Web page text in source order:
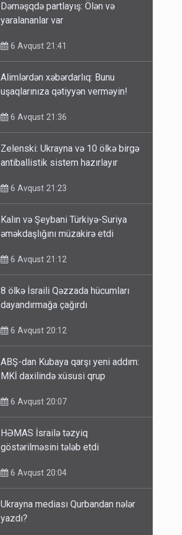
Dəməşqdə partlayış: Ölən və
yaralananlar var
6 Avqust 21:41
Alimlərdən xəbərdarlıq: Bunu
uşaqlarınıza qətiyyən verməyin!
6 Avqust 21:36
Zelenski: Ukrayna və 10 ölkə birgə
antiballistik sistem hazırlayır
6 Avqust 21:23
Kalın və Şeybani Türkiyə-Suriya
əməkdaşlığını müzakirə etdi
6 Avqust 21:12
8 ölkə İsraili Qəzzada hücumları
dayandırmağa çağırdı
6 Avqust 20:12
ABŞ-dan Kubaya qarşı yeni addım:
MKİ daxilində xüsusi qrup
6 Avqust 20:07
HƏMAS İsrailə təzyiq
göstərilməsini tələb etdi
6 Avqust 20:04
Ukrayna mediası Qurbandan nələr
yazdı?